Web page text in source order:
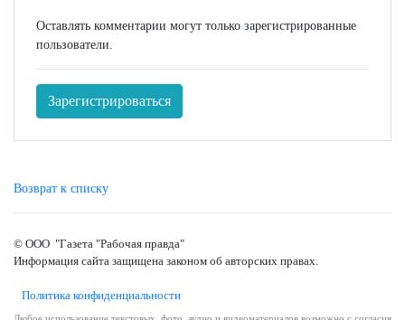
Оставлять комментарии могут только зарегистрированные
пользователи.
Зарегистрироваться
Возврат к списку
© ООО "Газета "Рабочая правда"
Информация сайта защищена законом об авторских правах.
Политика конфиденциальности